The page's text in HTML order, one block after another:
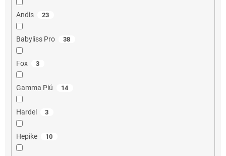
Andis 23
Babyliss Pro 38
Fox 3
Gamma Piú 14
Hardel 3
Hepike 10